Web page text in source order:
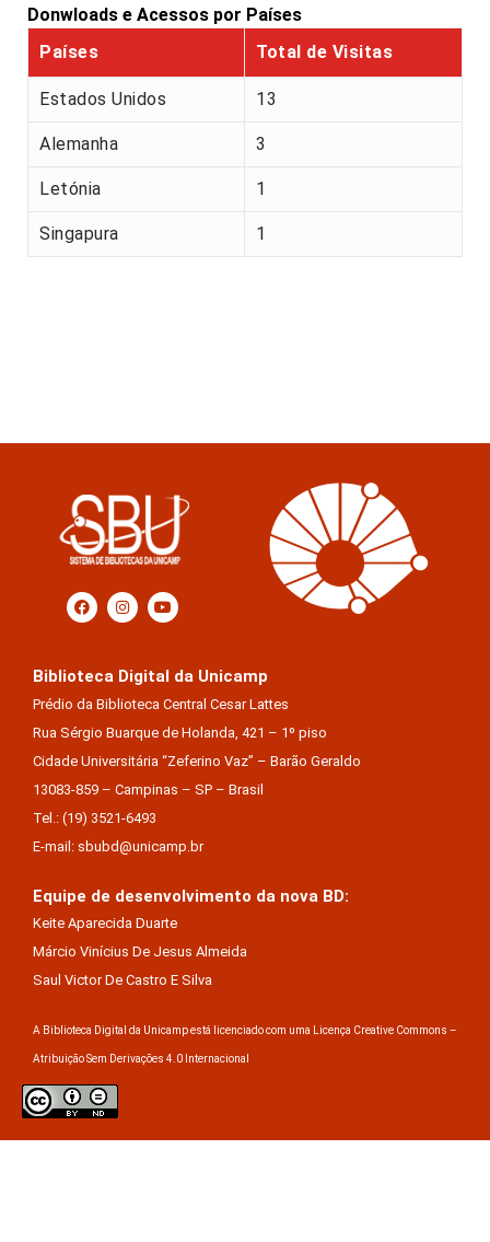
Donwloads e Acessos por Países
Países
Total de Visitas
Estados Unidos 13
Alemanha 3
Letónia 1
Singapura 1
Biblioteca Digital da Unicamp
Prédio da Biblioteca Central Cesar Lattes
Rua Sérgio Buarque de Holanda, 421 – 1º piso
Cidade Universitária “Zeferino Vaz” – Barão Geraldo
13083-859 – Campinas – SP – Brasil
Tel.: (19) 3521-6493
E-mail: sbubd@unicamp.br
Equipe de desenvolvimento da nova BD:
Keite Aparecida Duarte
Márcio Vinícius De Jesus Almeida
Saul Victor De Castro E Silva
A Biblioteca Digital da Unicamp está licenciado com uma Licença Creative Commons –
Atribuição Sem Derivações 4.0 Internacional